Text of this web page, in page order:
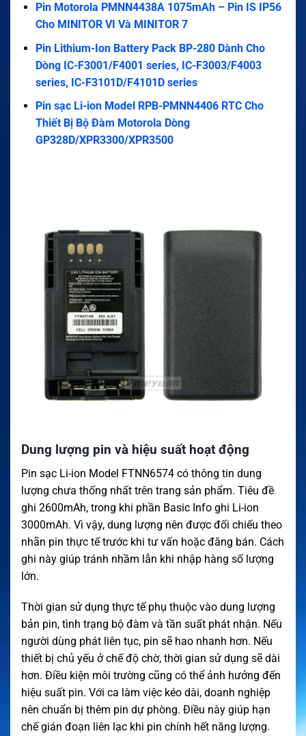
Pin Motorola PMNN4438A 1075mAh – Pin IS IP56
Cho MINITOR VI Và MINITOR 7
Pin Lithium-Ion Battery Pack BP-280 Dành Cho
Dòng IC-F3001/F4001 series, IC-F3003/F4003
series, IC-F3101D/F4101D series
Pin sạc Li-ion Model RPB-PMNN4406 RTC Cho
Thiết Bị Bộ Đàm Motorola Dòng
GP328D/XPR3300/XPR3500
Dung lượng pin và hiệu suất hoạt động
Pin sạc Li-ion Model FTNN6574 có thông tin dung
lượng chưa thống nhất trên trang sản phẩm. Tiêu đề
ghi 2600mAh, trong khi phần Basic Info ghi Li-ion
3000mAh. Vì vậy, dung lượng nên được đối chiếu theo
nhãn pin thực tế trước khi tư vấn hoặc đăng bán. Cách
ghi này giúp tránh nhầm lẫn khi nhập hàng số lượng
lớn.
Thời gian sử dụng thực tế phụ thuộc vào dung lượng
bản pin, tình trạng bộ đàm và tần suất phát nhận. Nếu
người dùng phát liên tục, pin sẽ hao nhanh hơn. Nếu
thiết bị chủ yếu ở chế độ chờ, thời gian sử dụng sẽ dài
hơn. Điều kiện môi trường cũng có thể ảnh hưởng đến
hiệu suất pin. Với ca làm việc kéo dài, doanh nghiệp
nên chuẩn bị thêm pin dự phòng. Điều này giúp hạn
chế gián đoạn liên lạc khi pin chính hết năng lượng.